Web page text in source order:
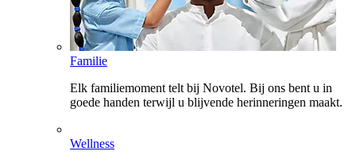
Familie
Elk familiemoment telt bij Novotel. Bij ons bent u in
goede handen terwijl u blijvende herinneringen maakt.
Wellness